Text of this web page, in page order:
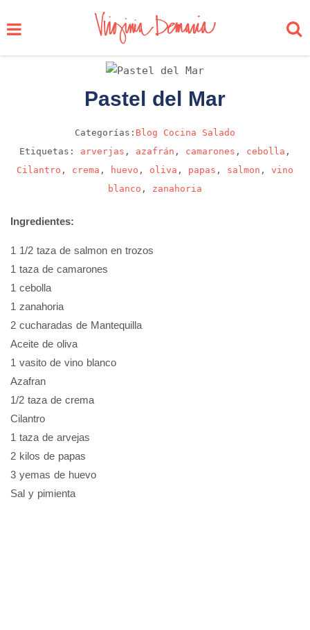
Pastel del Mar
Categorías: Blog Cocina
Salado
Etiquetas: arverjas , azafrán , camarones , cebolla ,
Cilantro , crema , huevo , oliva , papas , salmon , vino
blanco , zanahoria
Ingredientes:
1 1/2 taza de salmon en trozos
1 taza de camarones
1 cebolla
1 zanahoria
2 cucharadas de Mantequilla
Aceite de oliva
1 vasito de vino blanco
Azafran
1/2 taza de crema
Cilantro
1 taza de arvejas
2 kilos de papas
3 yemas de huevo
Sal y pimienta